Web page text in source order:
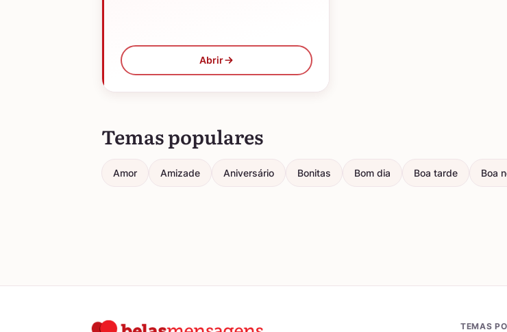
Abrir
Temas populares
Amor Amizade Aniversário Bonitas Bom dia Boa tarde Boa
TEMAS